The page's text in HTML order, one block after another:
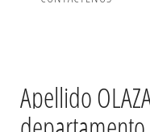
Apellido